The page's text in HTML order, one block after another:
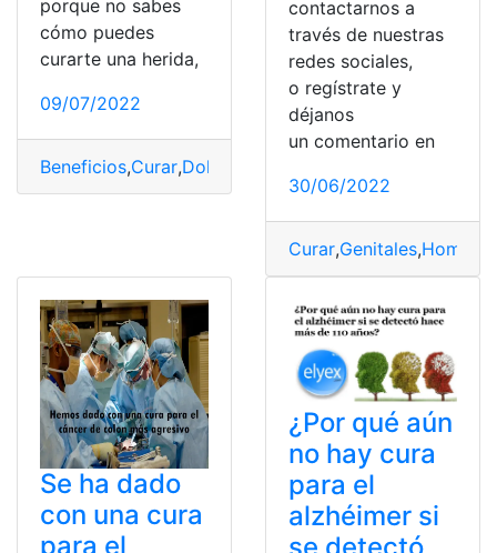
porque no sabes
cómo puedes
curarte una herida,
09/07/2022
Beneficios,Curar,Dolor
contactarnos a
través de nuestras
redes sociales,
o regístrate y
déjanos
un comentario en
30/06/2022
Curar,Genitales,Hombres
Se ha dado
con una cura
para el
¿Por qué aún
no hay cura
para el
alzhéimer si